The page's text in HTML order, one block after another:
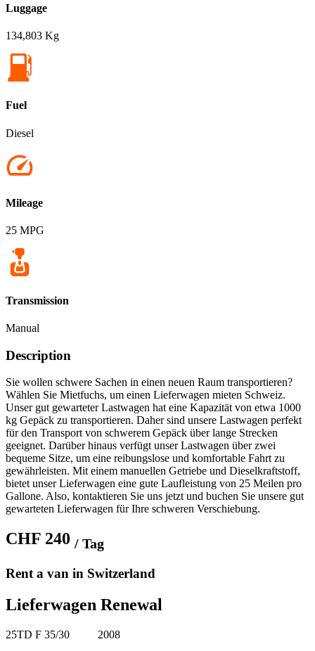
Luggage
134,803 Kg
Fuel
Diesel
Mileage
25 MPG
Transmission
Manual
Description
Sie wollen schwere Sachen in einen neuen Raum transportieren?
Wählen Sie Mietfuchs, um einen Lieferwagen mieten Schweiz.
Unser gut gewarteter Lastwagen hat eine Kapazität von etwa 1000
kg Gepäck zu transportieren. Daher sind unsere Lastwagen perfekt
für den Transport von schwerem Gepäck über lange Strecken
geeignet. Darüber hinaus verfügt unser Lastwagen über zwei
bequeme Sitze, um eine reibungslose und komfortable Fahrt zu
gewährleisten. Mit einem manuellen Getriebe und Dieselkraftstoff,
bietet unser Lieferwagen eine gute Laufleistung von 25 Meilen pro
Gallone. Also, kontaktieren Sie uns jetzt und buchen Sie unsere gut
gewarteten Lieferwagen für Ihre schweren Verschiebung.
CHF 240 / Tag
Rent a van in Switzerland
Lieferwagen Renewal
25TD F 35/30 2008